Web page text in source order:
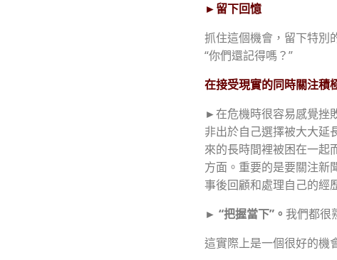
►留下回憶
抓住這個機會，留下特別
“你們還記得嗎？”
在接受現實的同時關注積
►在危機時很容易感覺挫
非出於自己選擇被大大延
來的長時間裡被困在一起
方面。重要的是要關注新
事後回顧和處理自己的經
► “把握當下”。 我們都很
這實際上是一個很好的機